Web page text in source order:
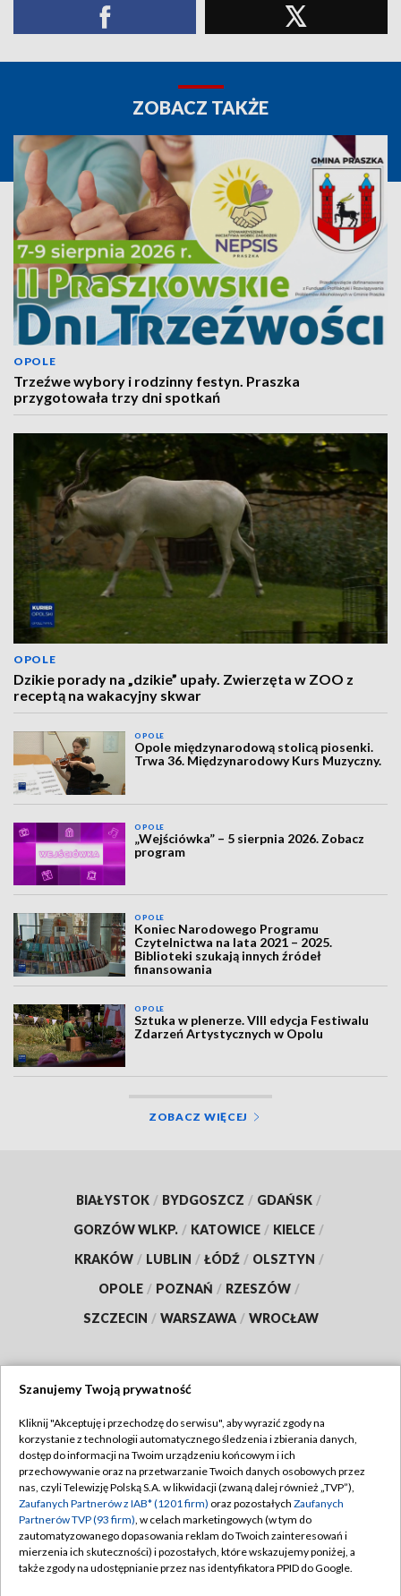
ZOBACZ TAKŻE
OPOLE
Trzeźwe wybory i rodzinny festyn. Praszka
przygotowała trzy dni spotkań
OPOLE
Dzikie porady na „dzikie” upały. Zwierzęta w ZOO z
receptą na wakacyjny skwar
OPOLE
Opole międzynarodową stolicą piosenki.
Trwa 36. Międzynarodowy Kurs Muzyczny.
OPOLE
„Wejściówka” – 5 sierpnia 2026. Zobacz
program
OPOLE
Koniec Narodowego Programu
Czytelnictwa na lata 2021 – 2025.
Biblioteki szukają innych źródeł
finansowania
OPOLE
Sztuka w plenerze. VIII edycja Festiwalu
Zdarzeń Artystycznych w Opolu
ZOBACZ WIĘCEJ
BIAŁYSTOK / BYDGOSZCZ / GDAŃSK /
GORZÓW WLKP. / KATOWICE / KIELCE /
KRAKÓW / LUBLIN / ŁÓDŹ / OLSZTYN /
OPOLE / POZNAŃ / RZESZÓW /
SZCZECIN / WARSZAWA / WROCŁAW
TVP
Abonament TVP
Emisja w TVP
Centrum informacji TVP
Naziemna Telewizja Cyfrowa
Regulamin TVP
Polityka prywatności
Moje zgody
Pomoc
Szanujemy Twoją prywatność
Kliknij "Akceptuję i przechodzę do serwisu", aby wyrazić zgody na
korzystanie z technologii automatycznego śledzenia i zbierania danych,
dostęp do informacji na Twoim urządzeniu końcowym i ich
przechowywanie oraz na przetwarzanie Twoich danych osobowych przez
nas, czyli Telewizję Polską S.A. w likwidacji (zwaną dalej również „TVP”),
Zaufanych Partnerów z IAB* (1201 firm) oraz pozostałych Zaufanych
Partnerów TVP (93 firm), w celach marketingowych (w tym do
zautomatyzowanego dopasowania reklam do Twoich zainteresowań i
mierzenia ich skuteczności) i pozostałych, które wskazujemy poniżej, a
także zgody na udostępnianie przez nas identyfikatora PPID do Google.